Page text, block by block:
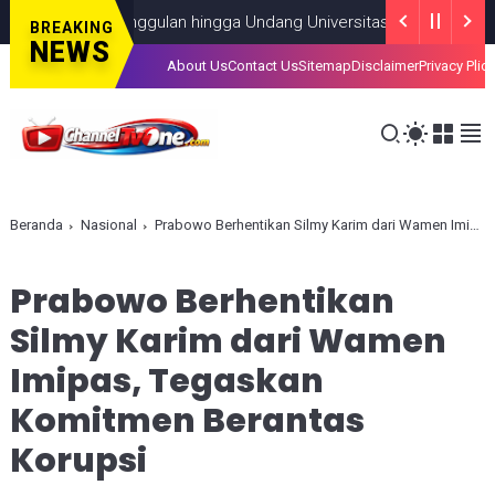
BREAKING
NEWS
Unggulan hingga Undang Universitas Terbaik Dunia
About UsContact UsSitemapDisclaimerPrivacy Plice
Beranda Nasional Prabowo Berhentikan Silmy Karim dari Wamen Imipas, Tegaskan Komitmen Berantas Korupsi
Prabowo Berhentikan
Silmy Karim dari Wamen
Imipas, Tegaskan
Komitmen Berantas
Korupsi